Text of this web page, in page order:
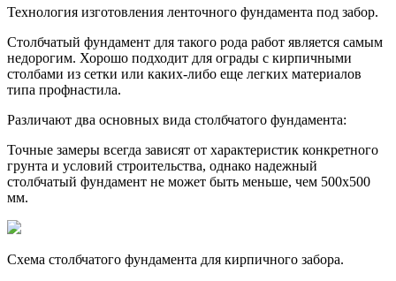
Технология изготовления ленточного фундамента под забор.
Столбчатый фундамент для такого рода работ является самым
недорогим. Хорошо подходит для ограды с кирпичными
столбами из сетки или каких-либо еще легких материалов
типа профнастила.
Различают два основных вида столбчатого фундамента:
Точные замеры всегда зависят от характеристик конкретного
грунта и условий строительства, однако надежный
столбчатый фундамент не может быть меньше, чем 500х500
мм.
Схема столбчатого фундамента для кирпичного забора.